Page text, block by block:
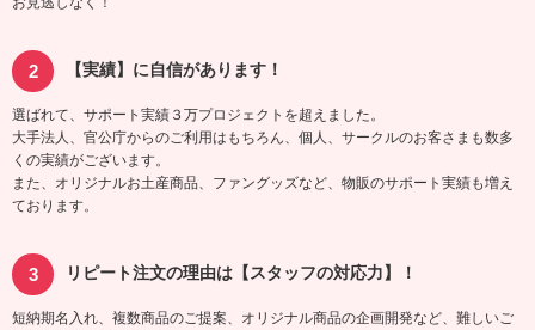
【実績】に自信があります！
選ばれて、サポート実績３万プロジェクトを超えました。
大手法人、官公庁からのご利用はもちろん、個人、サークルのお客さまも数多
くの実績がございます。
また、オリジナルお土産商品、ファングッズなど、物販のサポート実績も増え
ております。
リピート注文の理由は【スタッフの対応力】！
短納期名入れ、複数商品のご提案、オリジナル商品の企画開発など、難しいご